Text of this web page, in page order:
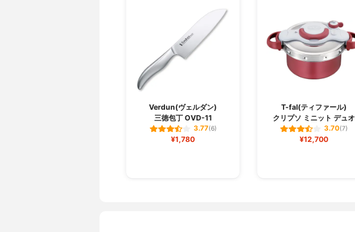
Verdun(ヴェルダン)
三徳包丁 OVD-11
3.77(6)
¥1,780
T-fal(ティファール)
クリプソ ミニット デュオ
3.70(7)
¥12,700